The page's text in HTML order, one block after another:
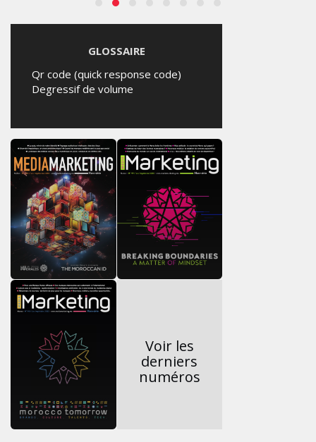
GLOSSAIRE
Qr code (quick response code)
Degressif de volume
Voir les
derniers
numéros